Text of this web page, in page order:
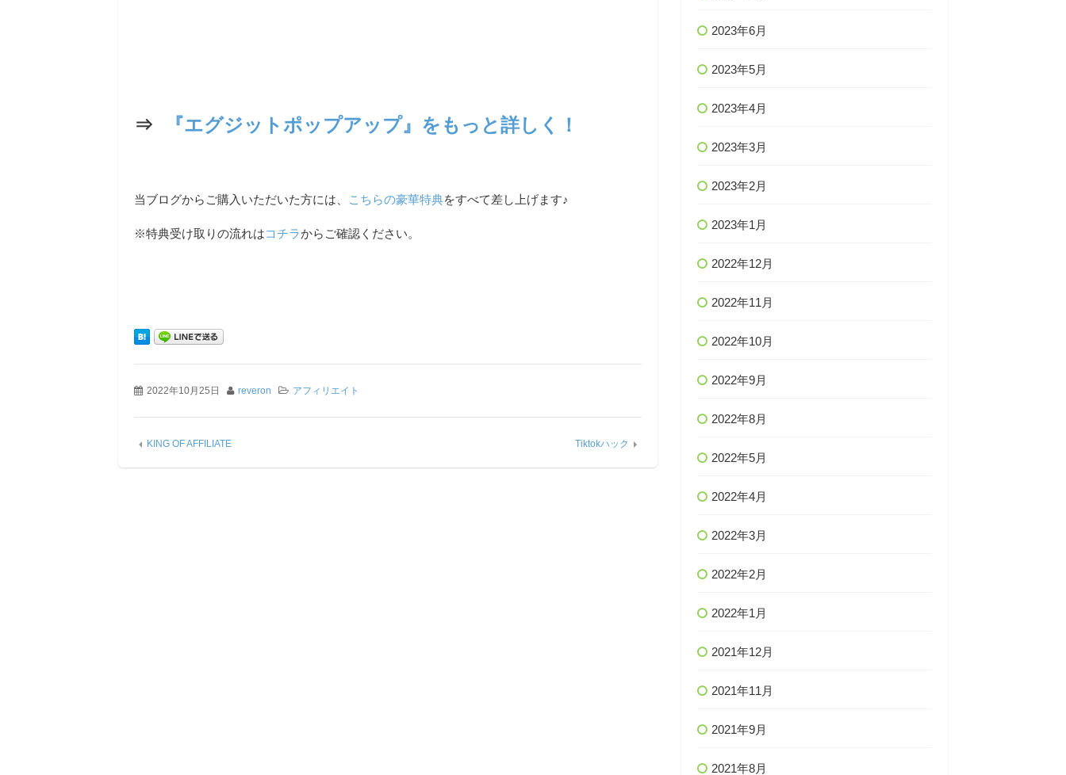
⇒ 『エグジットポップアップ』をもっと詳しく！
当ブログからご購入いただいた方には、 こちらの豪華特典をすべて差し上げます♪
※特典受け取りの流れはコチラからご確認ください。
2022年10月25日 reveron アフィリエイト
KING OF AFFILIATE Tiktokハック
2023年6月
2023年5月
2023年4月
2023年3月
2023年2月
2023年1月
2022年12月
2022年11月
2022年10月
2022年9月
2022年8月
2022年5月
2022年4月
2022年3月
2022年2月
2022年1月
2021年12月
2021年11月
2021年9月
2021年8月